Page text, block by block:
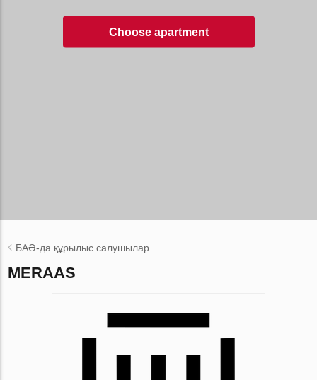
Choose apartment
БАӘ-да құрылыс салушылар
MERAAS